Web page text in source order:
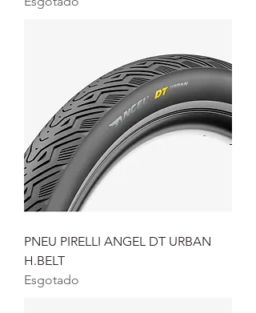
PNEU PIRELLI ANGEL DT URBAN
H.BELT
Esgotado